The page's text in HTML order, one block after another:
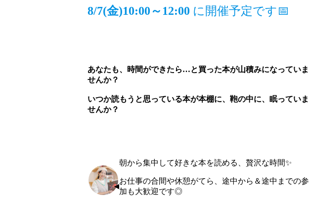
8/7(金)10:00～12:00 に開催予定です📅
あなたも、時間ができたら…と買った本が山積みになっていま
せんか？
いつか読もうと思っている本が本棚に、鞄の中に、眠っていま
せんか？
朝から集中して好きな本を読める、贅沢な時間✨
お仕事の合間や休憩がてら、途中から＆途中までの参
加も大歓迎です◎